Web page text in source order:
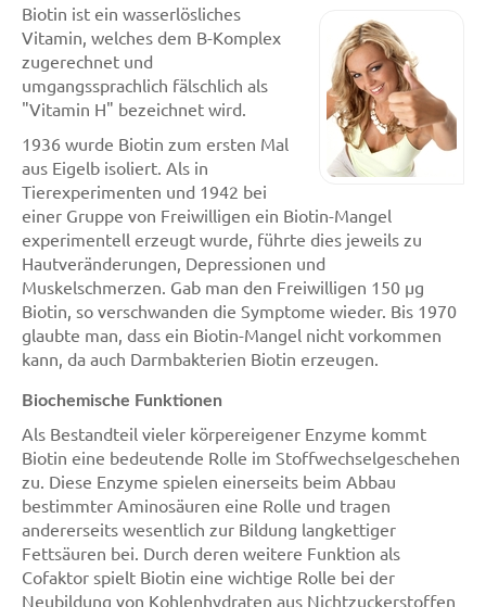
Biotin ist ein wasserlösliches
Vitamin, welches dem B-Komplex
zugerechnet und
umgangssprachlich fälschlich als
"Vitamin H" bezeichnet wird.
1936 wurde Biotin zum ersten Mal
aus Eigelb isoliert. Als in
Tierexperimenten und 1942 bei
einer Gruppe von Freiwilligen ein Biotin-Mangel
experimentell erzeugt wurde, führte dies jeweils zu
Hautveränderungen, Depressionen und
Muskelschmerzen. Gab man den Freiwilligen 150 µg
Biotin, so verschwanden die Symptome wieder. Bis 1970
glaubte man, dass ein Biotin-Mangel nicht vorkommen
kann, da auch Darmbakterien Biotin erzeugen.
Biochemische Funktionen
Als Bestandteil vieler körpereigener Enzyme kommt
Biotin eine bedeutende Rolle im Stoffwechselgeschehen
zu. Diese Enzyme spielen einerseits beim Abbau
bestimmter Aminosäuren eine Rolle und tragen
andererseits wesentlich zur Bildung langkettiger
Fettsäuren bei. Durch deren weitere Funktion als
Cofaktor spielt Biotin eine wichtige Rolle bei der
Neubildung von Kohlenhydraten aus Nichtzuckerstoffen